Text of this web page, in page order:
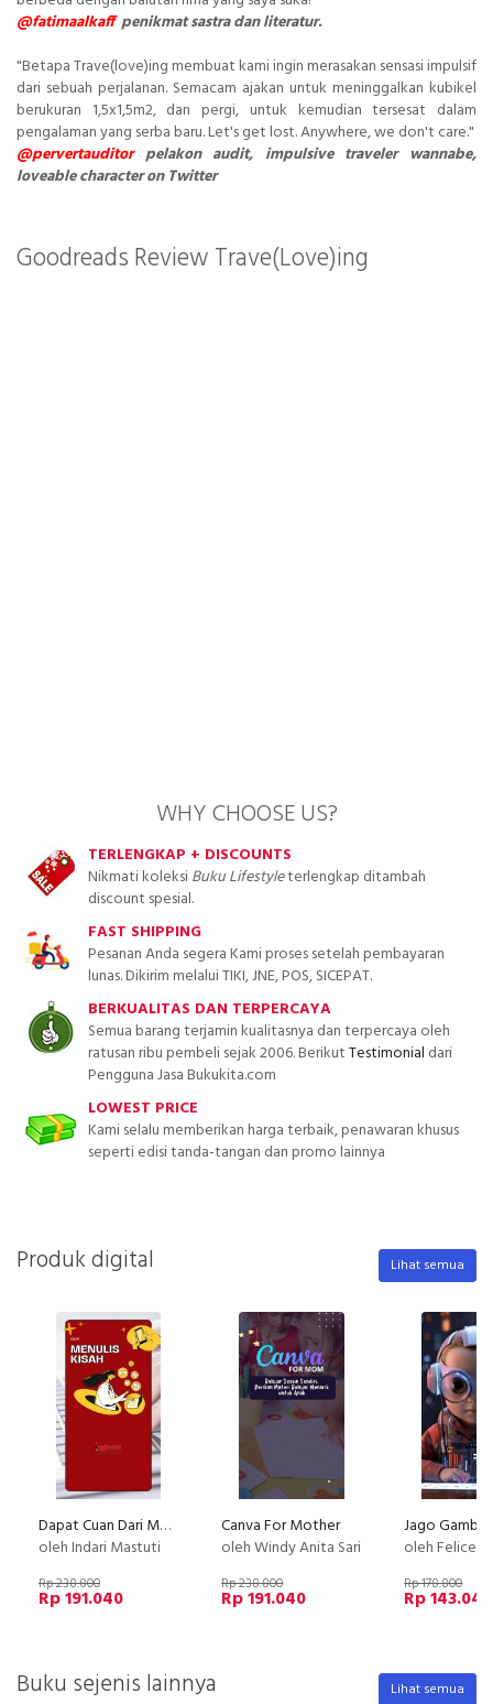
@fatimaalkaffpenikmat sastra dan literatur.
"Betapa Trave(love)ing membuat kami ingin merasakan sensasi impulsif
dari sebuah perjalanan. Semacam ajakan untuk meninggalkan kubikel
berukuran 1,5x1,5m2, dan pergi, untuk kemudian tersesat dalam
pengalaman yang serba baru. Let's get lost. Anywhere, we don't care."
@pervertauditor pelakon audit, impulsive traveler wannabe,
loveable character on Twitter
Goodreads Review Trave(Love)ing
WHY CHOOSE US?
TERLENGKAP + DISCOUNTS
Nikmati koleksiBuku Lifestyleterlengkap ditambah
discount spesial.
FAST SHIPPING
Pesanan Anda segera Kami proses setelah pembayaran
lunas. Dikirim melalui TIKI, JNE, POS, SICEPAT.
BERKUALITAS DAN TERPERCAYA
Semua barang terjamin kualitasnya dan terpercaya oleh
ratusan ribu pembeli sejak 2006. BerikutTestimonial dari
Pengguna Jasa Bukukita.com
LOWEST PRICE
Kami selalu memberikan harga terbaik, penawaran khusus
seperti edisi tanda-tangan dan promo lainnya
Produk digital Lihat semua
Dapat Cuan Dari Menulis Kisah
oleh Indari Mastuti
Rp 238.800
Rp 191.040
Canva For Mother
oleh Windy Anita Sari
Rp 238.800
Rp 191.040
oleh Felice
Rp 178.800
Rp 143.040
Buku sejenis lainnya Lihat semua